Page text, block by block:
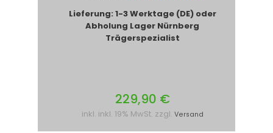
Lieferung: 1-3 Werktage (DE) oder
Abholung Lager Nürnberg
Trägerspezialist
229,90 €
inkl. inkl. 19% MwSt. zzgl. Versand